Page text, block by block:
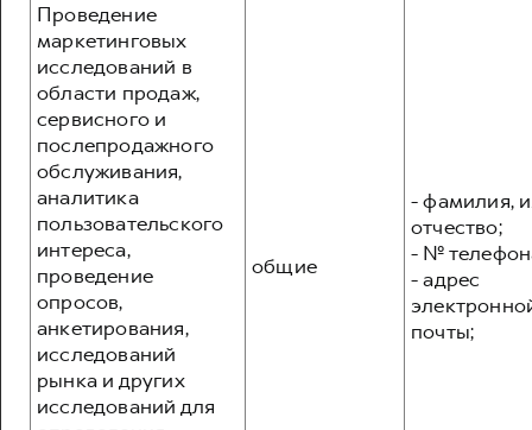
Проведение
маркетинговых
исследований в
области продаж,
сервисного и
послепродажного
обслуживания,
аналитика
пользовательского
интереса,
проведение
опросов,
анкетирования,
исследований
рынка и других
исследований для
общие
- фамилия,
отчество;
- №
- адрес
почты;